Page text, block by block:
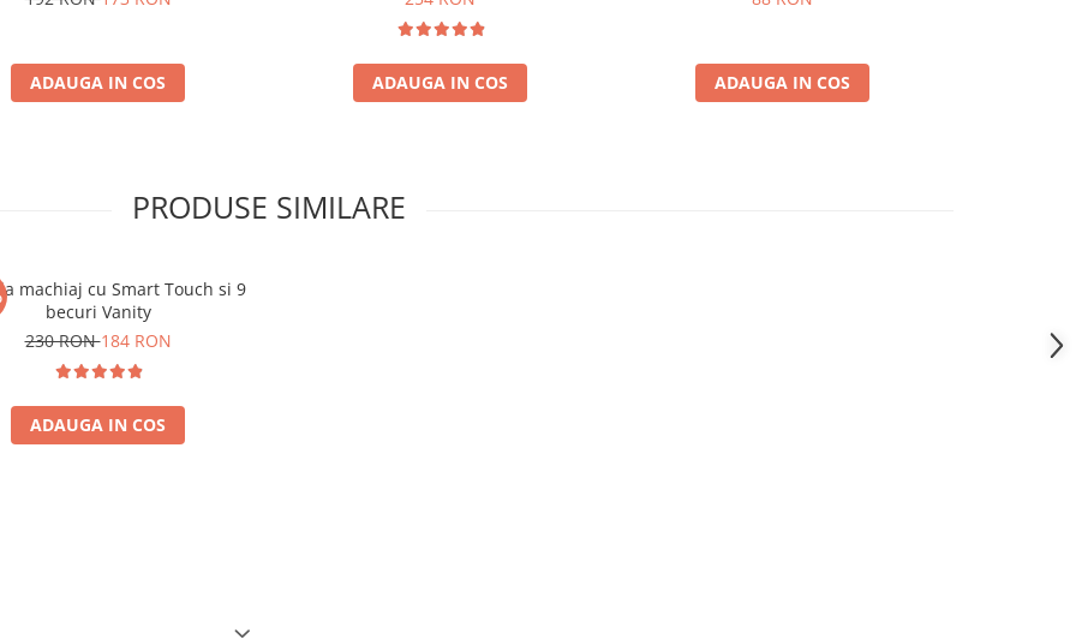
ADAUGA IN COS ADAUGA IN COS ADAUGA IN COS
PRODUSE SIMILARE
machiaj cu Smart Touch si 9
becuri Vanity
230 RON184 RON
ADAUGA IN COS